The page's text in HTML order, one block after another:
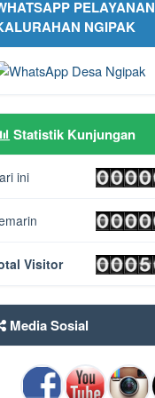
PELAYANAN
NGIPAK
Statistik Kunjungan
ini
Visitor
Media Sosial